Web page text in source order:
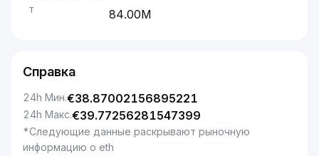
т
84.00M
Справка
24h Мин.€38.87002156895221
24h Макс.€39.77256281547399
*Следующие данные раскрывают рыночную
информацию о eth